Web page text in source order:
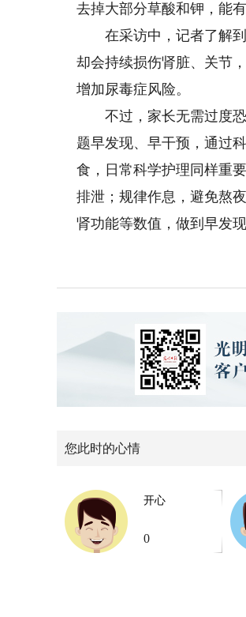
去掉大部分草酸和钾，能
在采访中，记者了解到
却会持续损伤肾脏、关节
增加尿毒症风险。
不过，家长无需过度恐
题早发现、早干预，通过
食，日常科学护理同样重
排泄；规律作息，避免熬
肾功能等数值，做到早发
您此时的心情
开心
0